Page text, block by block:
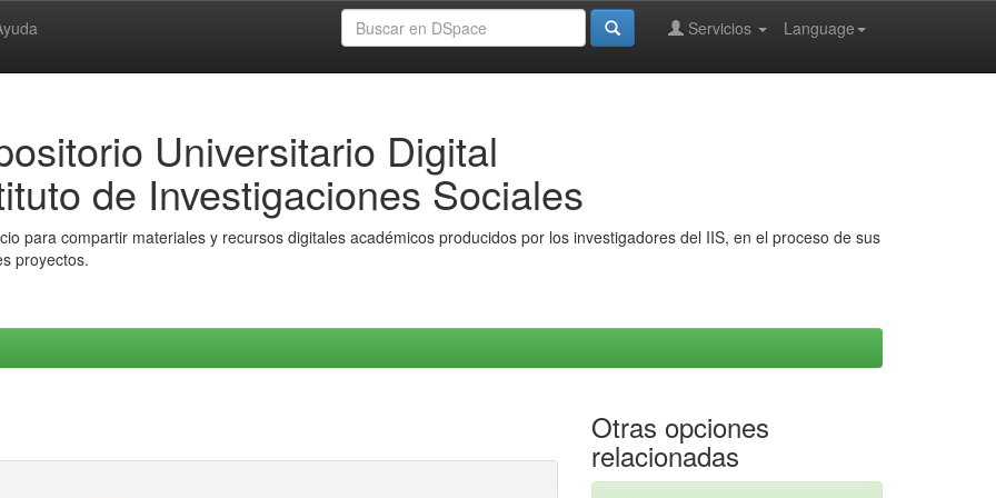
Language
Servicios
Universitario Digital
de Investigaciones Sociales
para compartir materiales y recursos digitales académicos producidos por los investigadores del IIS, en el proceso de sus
proyectos.
Otras opciones
relacionadas